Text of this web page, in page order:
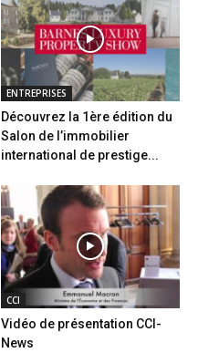
ENTREPRISES
Découvrez la 1ère édition du
Salon de l’immobilier
international de prestige...
CCI
Vidéo de présentation CCI-
News